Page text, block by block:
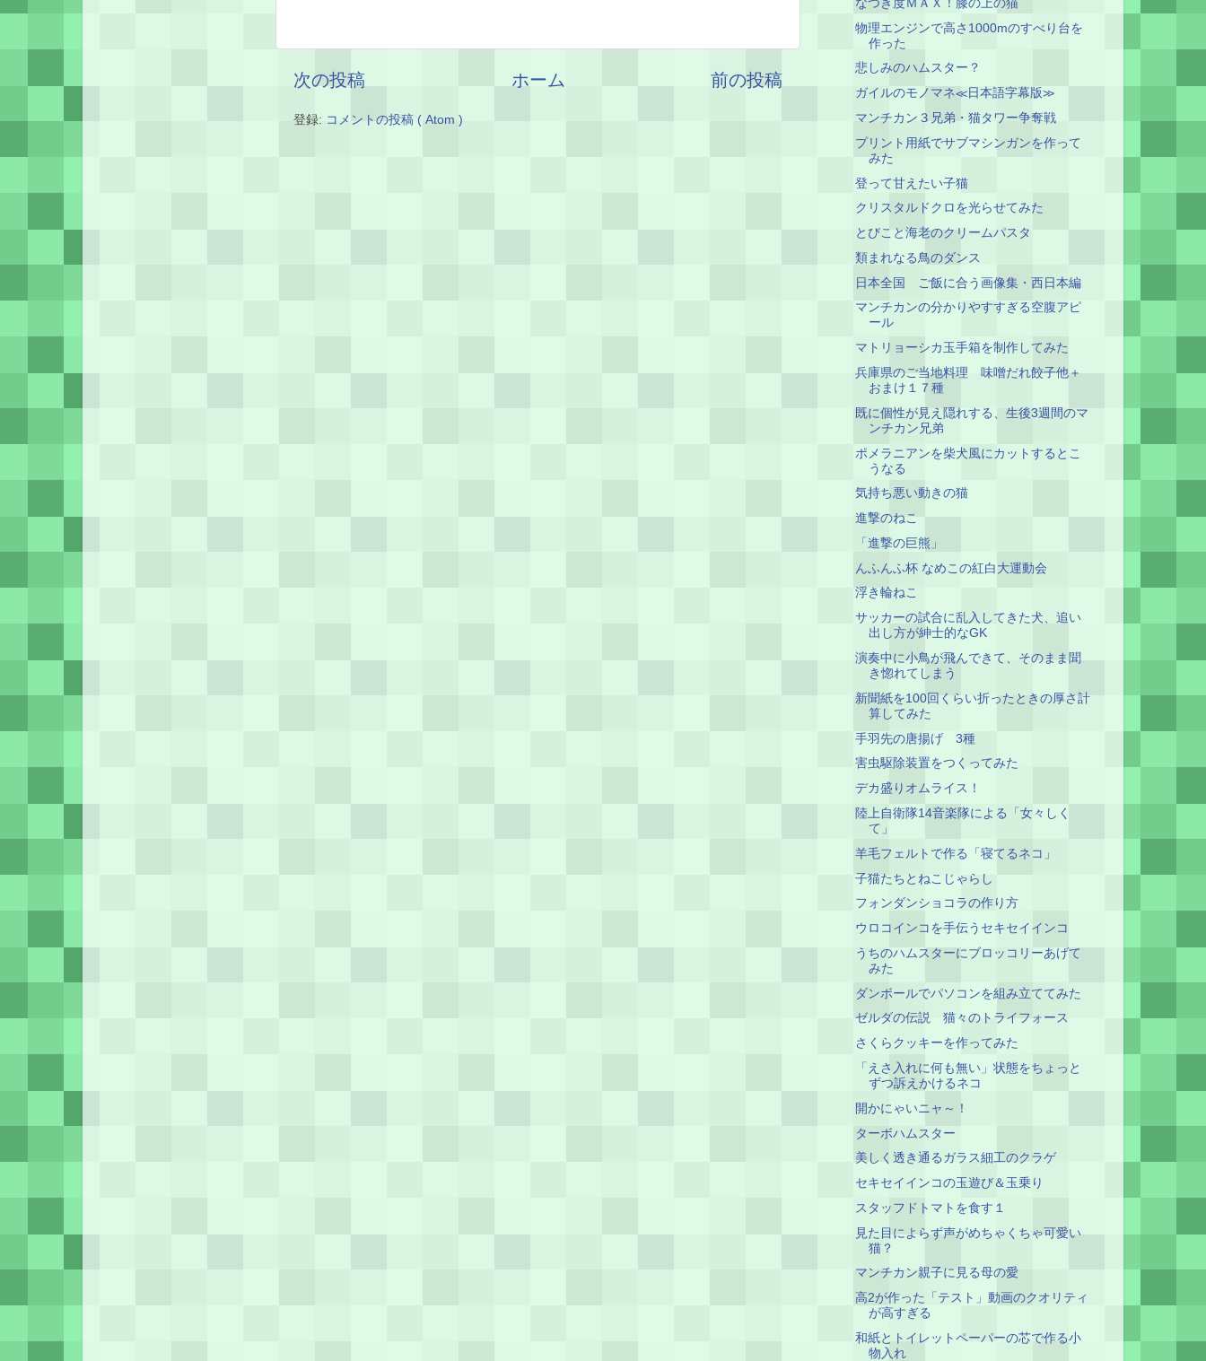
次の投稿 前の投稿
ホーム
登録: コメントの投稿 ( Atom )
物理エンジンで高さ1000mのすべり台を
作った
悲しみのハムスター？
ガイルのモノマネ≪日本語字幕版≫
マンチカン３兄弟・猫タワー争奪戦
プリント用紙でサブマシンガンを作って
みた
登って甘えたい子猫
クリスタルドクロを光らせてみた
とびこと海老のクリームパスタ
類まれなる鳥のダンス
日本全国 ご飯に合う画像集・西日本編
マンチカンの分かりやすすぎる空腹アピ
ール
マトリョーシカ玉手箱を制作してみた
兵庫県のご当地料理 味噌だれ餃子他＋
おまけ１７種
既に個性が見え隠れする、生後3週間のマ
ンチカン兄弟
ポメラニアンを柴犬風にカットするとこ
うなる
気持ち悪い動きの猫
進撃のねこ
「進撃の巨熊」
んふんふ杯 なめこの紅白大運動会
浮き輪ねこ
サッカーの試合に乱入してきた犬、追い
出し方が紳士的なGK
演奏中に小鳥が飛んできて、そのまま聞
き惚れてしまう
新聞紙を100回くらい折ったときの厚さ計
算してみた
手羽先の唐揚げ 3種
害虫駆除装置をつくってみた
デカ盛りオムライス！
陸上自衛隊14音楽隊による「女々しく
て」
羊毛フェルトで作る「寝てるネコ」
子猫たちとねこじゃらし
フォンダンショコラの作り方
ウロコインコを手伝うセキセイインコ
うちのハムスターにブロッコリーあげて
みた
ダンボールでパソコンを組み立ててみた
ゼルダの伝説 猫々のトライフォース
さくらクッキーを作ってみた
「えさ入れに何も無い」状態をちょっと
ずつ訴えかけるネコ
開かにゃいニャ～！
ターボハムスター
美しく透き通るガラス細工のクラゲ
セキセイインコの玉遊び＆玉乗り
スタッフドトマトを食す１
見た目によらず声がめちゃくちゃ可愛い
猫？
マンチカン親子に見る母の愛
高2が作った「テスト」動画のクオリティ
が高すぎる
和紙とトイレットペーパーの芯で作る小
物入れ